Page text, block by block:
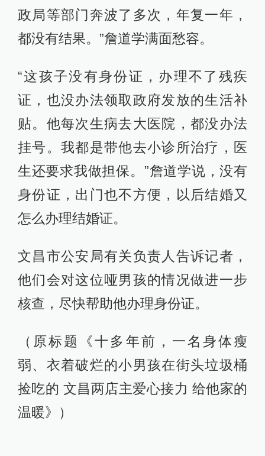
政局等部门奔波了多次，年复一年，
都没有结果。”詹道学满面愁容。
“这孩子没有身份证，办理不了残疾
证，也没办法领取政府发放的生活补
贴。他每次生病去大医院，都没办法
挂号。我都是带他去小诊所治疗，医
生还要求我做担保。”詹道学说，没有
身份证，出门也不方便，以后结婚又
怎么办理结婚证。
文昌市公安局有关负责人告诉记者，
他们会对这位哑男孩的情况做进一步
核查，尽快帮助他办理身份证。
（原标题《十多年前，一名身体瘦
弱、衣着破烂的小男孩在街头垃圾桶
捡吃的 文昌两店主爱心接力 给他家的
温暖》）